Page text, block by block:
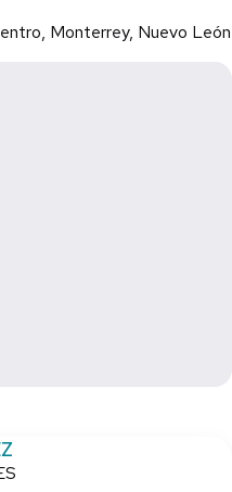
Monterrey, Nuevo León